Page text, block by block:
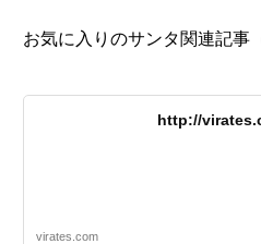
お気に入りのサンタ関連記事
http://
virates.com